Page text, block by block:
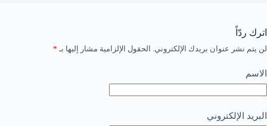
اترك ردّاً
لن يتم نشر عنوان بريدك الإلكتروني. الحقول الإلزامية مشار إليها بـ *
الاسم
البريد الإلكتروني